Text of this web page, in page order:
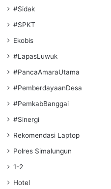
#Sidak
#SPKT
Ekobis
#LapasLuwuk
#PancaAmaraUtama
#PemberdayaanDesa
#PemkabBanggai
#Sinergi
Rekomendasi Laptop
Polres Simalungun
1-2
Hotel